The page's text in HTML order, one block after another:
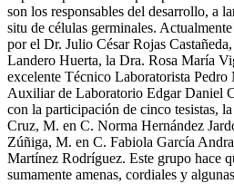
son los responsables del desarrollo, a
situ de células germinales.
por el Dr. Julio César Rojas
Landero Huerta, la Dra. Rosa María
excelente Técnico Laboratorista
Auxiliar de Laboratorio Edgar Daniel
con la participación de cinco tesistas,
Cruz, M. en C. Norma Hernández
Zúñiga, M. en C. Fabiola García
Martínez Rodríguez. Este grupo hace
sumamente amenas, cordiales y